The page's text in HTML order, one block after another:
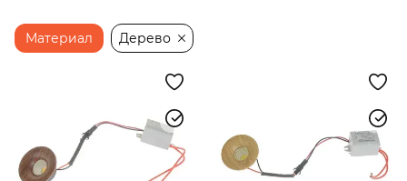
Материал Дерево